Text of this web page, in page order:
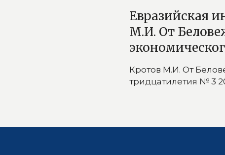
Евразийская
М.И. От
Кротов М.И. От
тридцатилетия № 3